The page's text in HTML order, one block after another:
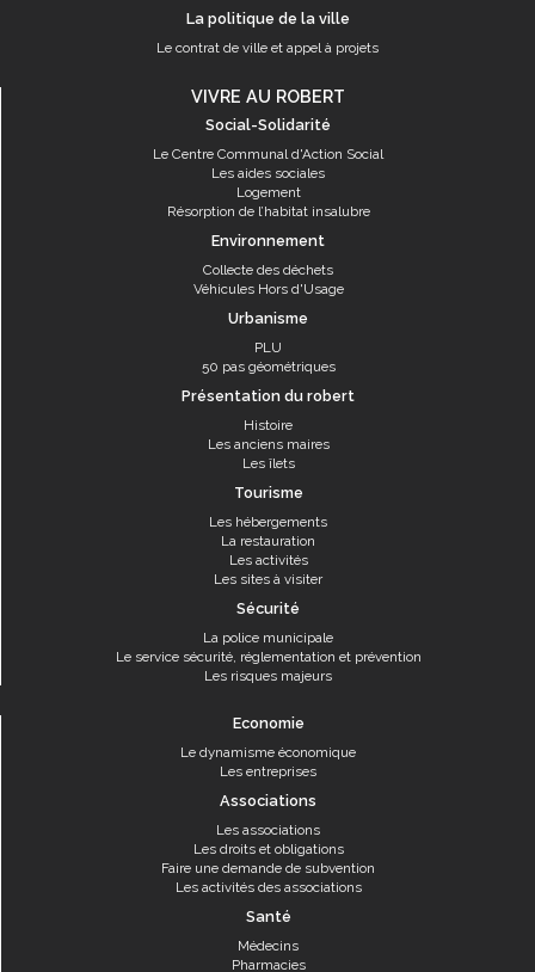
La politique de la ville
Le contrat de ville et appel à projets
VIVRE AU ROBERT
Social-Solidarité
Le Centre Communal d'Action Social
Les aides sociales
Logement
Résorption de l’habitat insalubre
Environnement
Collecte des déchets
Véhicules Hors d'Usage
Urbanisme
PLU
50 pas géométriques
Présentation du robert
Histoire
Les anciens maires
Les îlets
Tourisme
Les hébergements
La restauration
Les activités
Les sites à visiter
Sécurité
La police municipale
Le service sécurité, réglementation et prévention
Les risques majeurs
Economie
Le dynamisme économique
Les entreprises
Associations
Les associations
Les droits et obligations
Faire une demande de subvention
Les activités des associations
Santé
Médecins
Pharmacies